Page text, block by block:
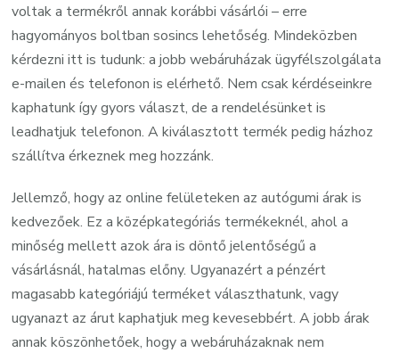
voltak a termékről annak korábbi vásárlói – erre
hagyományos boltban sosincs lehetőség. Mindeközben
kérdezni itt is tudunk: a jobb webáruházak ügyfélszolgálata
e-mailen és telefonon is elérhető. Nem csak kérdéseinkre
kaphatunk így gyors választ, de a rendelésünket is
leadhatjuk telefonon. A kiválasztott termék pedig házhoz
szállítva érkeznek meg hozzánk.
Jellemző, hogy az online felületeken az autógumi árak is
kedvezőek. Ez a középkategóriás termékeknél, ahol a
minőség mellett azok ára is döntő jelentőségű a
vásárlásnál, hatalmas előny. Ugyanazért a pénzért
magasabb kategóriájú terméket választhatunk, vagy
ugyanazt az árut kaphatjuk meg kevesebbért. A jobb árak
annak köszönhetőek, hogy a webáruházaknak nem